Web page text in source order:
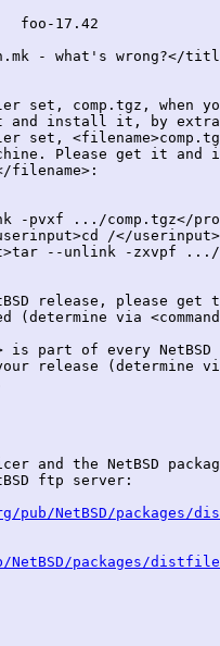
- what's wrong?</
set, comp.tgz, when
it and install it, by
set,
Please get it
-pvxf .../comp.tgz</
/</userinput>
--unlink -zxvpf .../
release, please get
via
is part of every
release (determine
and the NetBSD
ftp server:
pub/NetBSD/
NetBSD/packages/